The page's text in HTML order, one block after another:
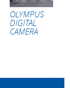
OLYMPUS
DIGITAL
CAMERA